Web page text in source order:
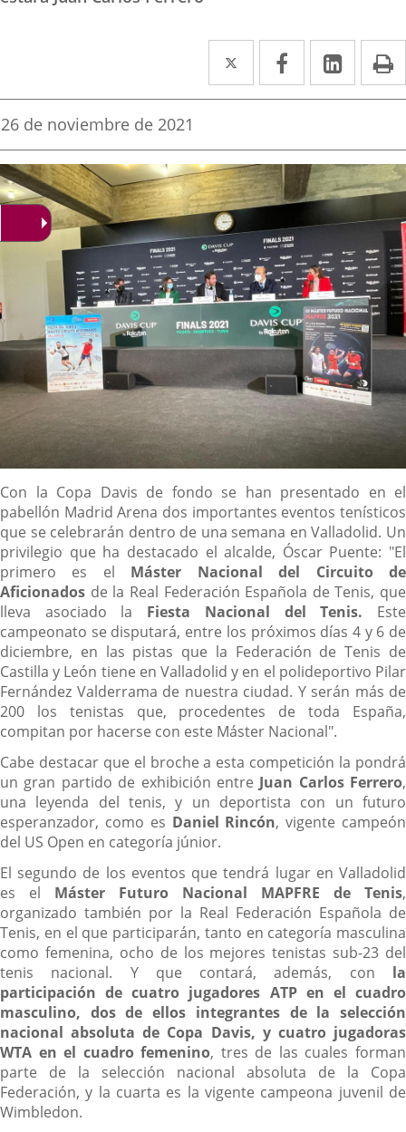
Twitter
Enlace
a
aplicación
externa.
Facebook
Enlace
a
aplicación
externa.
Enlace
a
Fecha
la
noticia
26 de noviembre de 2021
Descripción
Con la Copa Davis de fondo se han presentado en el
pabellón Madrid Arena dos importantes eventos tenísticos
que se celebrarán dentro de una semana en Valladolid. Un
privilegio que ha destacado el alcalde, Óscar Puente: "El
primero es el Máster Nacional del Circuito de
Aficionados de la Real Federación Española de Tenis, que
lleva asociado la Fiesta Nacional del Tenis. Este
campeonato se disputará, entre los próximos días 4 y 6 de
diciembre, en las pistas que la Federación de Tenis de
Castilla y León tiene en Valladolid y en el polideportivo Pilar
Fernández Valderrama de nuestra ciudad. Y serán más de
200 los tenistas que, procedentes de toda España,
compitan por hacerse con este Máster Nacional".
Cabe destacar que el broche a esta competición la pondrá
un gran partido de exhibición entre Juan Carlos Ferrero,
una leyenda del tenis, y un deportista con un futuro
esperanzador, como es Daniel Rincón, vigente campeón
del US Open en categoría júnior.
El segundo de los eventos que tendrá lugar en Valladolid
es el Máster Futuro Nacional MAPFRE de Tenis,
organizado también por la Real Federación Española de
Tenis, en el que participarán, tanto en categoría masculina
como femenina, ocho de los mejores tenistas sub-23 del
tenis nacional. Y que contará, además, con la
participación de cuatro jugadores ATP en el cuadro
masculino, dos de ellos integrantes de la selección
nacional absoluta de Copa Davis, y cuatro jugadoras
WTA en el cuadro femenino, tres de las cuales forman
parte de la selección nacional absoluta de la Copa
Federación, y la cuarta es la vigente campeona juvenil de
Wimbledon.